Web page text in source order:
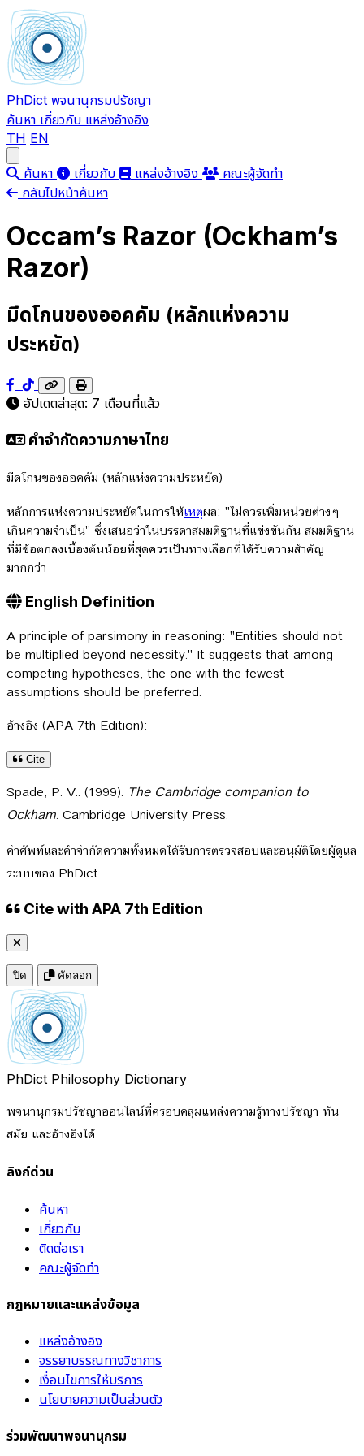
PhDict พจนานุกรมปรัชญา
ค้นหา เกี่ยวกับ แหล่งอ้างอิง
TH EN
ค้นหา เกี่ยวกับ แหล่งอ้างอิง
คณะผู้จัดทำ
กลับไปหน้าค้นหา
Occam’s Razor (Ockham’s
Razor)
มีดโกนของออคคัม (หลักแห่งความ
ประหยัด)
อัปเดตล่าสุด: 7 เดือนที่แล้ว
คำจำกัดความภาษาไทย
มีดโกนของออคคัม (หลักแห่งความประหยัด)
หลักการแห่งความประหยัดในการให้เหตุผล: "ไม่ควรเพิ่มหน่วยต่างๆ
เกินความจำเป็น" ซึ่งเสนอว่าในบรรดาสมมติฐานที่แข่งขันกัน สมมติฐาน
ที่มีข้อตกลงเบื้องต้นน้อยที่สุดควรเป็นทางเลือกที่ได้รับความสำคัญ
มากกว่า
English Definition
A principle of parsimony in reasoning: "Entities should not
be multiplied beyond necessity." It suggests that among
competing hypotheses, the one with the fewest
assumptions should be preferred.
อ้างอิง (APA 7th Edition):
Cite
Spade, P. V.. (1999). The Cambridge companion to
Ockham. Cambridge University Press.
คำศัพท์และคำจำกัดความทั้งหมดได้รับการตรวจสอบและอนุมัติโดยผู้ดูแล
ระบบของ PhDict
Cite with APA 7th Edition
ปิด คัดลอก
PhDict Philosophy Dictionary
พจนานุกรมปรัชญาออนไลน์ที่ครอบคลุมแหล่งความรู้ทางปรัชญา ทัน
สมัย และอ้างอิงได้
ลิงก์ด่วน
ค้นหา
เกี่ยวกับ
ติดต่อเรา
คณะผู้จัดทำ
กฎหมายและแหล่งข้อมูล
แหล่งอ้างอิง
จรรยาบรรณทางวิชาการ
เงื่อนไขการให้บริการ
นโยบายความเป็นส่วนตัว
ร่วมพัฒนาพจนานุกรม